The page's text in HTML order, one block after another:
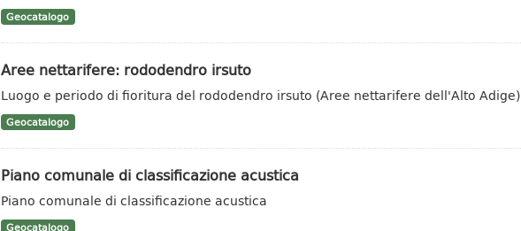
Geocatalogo
Aree nettarifere: rododendro irsuto
Luogo e periodo di fioritura del rododendro irsuto (Aree nettarifere dell'Alto Adige)
Geocatalogo
Piano comunale di classificazione acustica
Piano comunale di classificazione acustica
Geocatalogo